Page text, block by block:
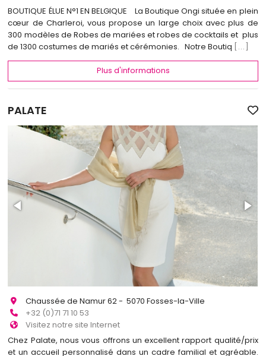
BOUTIQUE ÉLUE N°1 EN BELGIQUE La Boutique Ongi située en plein
cœur de Charleroi, vous propose un large choix avec plus de
300 modèles de Robes de mariées et robes de cocktails et plus
de 1300 costumes de mariés et cérémonies. Notre Boutiq [...]
Plus d'informations
PALATE
Chaussée de Namur 62 - 5070 Fosses-la-Ville
+32 (0)71 71 10 53
Visitez notre site Internet
Chez Palate, nous vous offrons un excellent rapport qualité/prix
et un accueil personnalisé dans un cadre familial et agréable.